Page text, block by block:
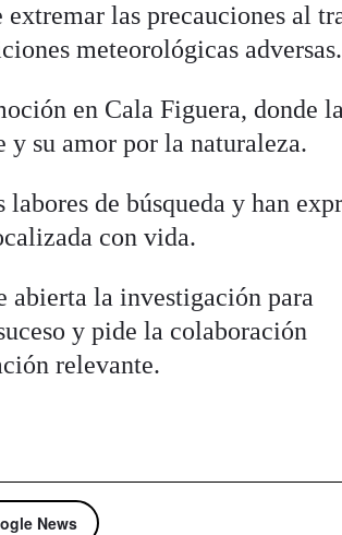
las precauciones al
meteorológicas adversas.
en Cala Figuera, donde
y su amor por la naturaleza.
de búsqueda y han
con vida.
la investigación para
y pide la colaboración
relevante.
News